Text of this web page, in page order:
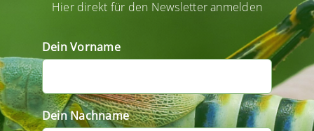
Hier direkt für den Newsletter anmelden
Dein Vorname
Dein Nachname